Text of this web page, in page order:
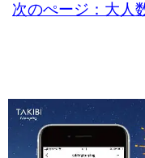
次のぺージ：大人